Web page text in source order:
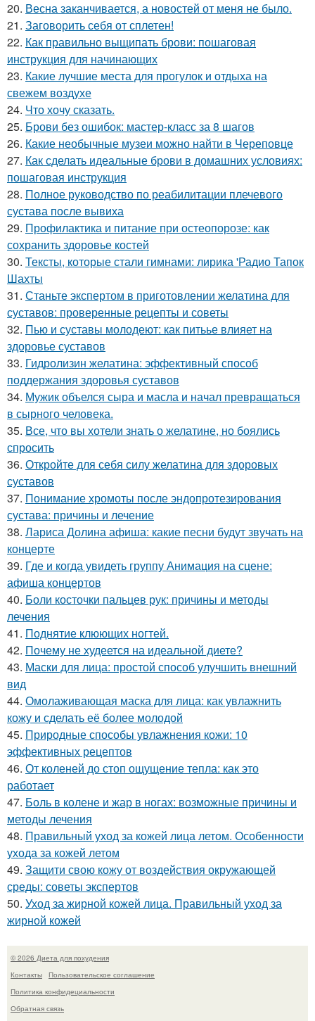
20. Весна заканчивается, а новостей от меня не было.
21. Заговорить себя от сплетен!
22. Как правильно выщипать брови: пошаговая
инструкция для начинающих
23. Какие лучшие места для прогулок и отдыха на
свежем воздухе
24. Что хочу сказать.
25. Брови без ошибок: мастер-класс за 8 шагов
26. Какие необычные музеи можно найти в Череповце
27. Как сделать идеальные брови в домашних условиях:
пошаговая инструкция
28. Полное руководство по реабилитации плечевого
сустава после вывиха
29. Профилактика и питание при остеопорозе: как
сохранить здоровье костей
30. Тексты, которые стали гимнами: лирика 'Радио Тапок
Шахты
31. Станьте экспертом в приготовлении желатина для
суставов: проверенные рецепты и советы
32. Пью и суставы молодеют: как питьье влияет на
здоровье суставов
33. Гидролизин желатина: эффективный способ
поддержания здоровья суставов
34. Мужик объелся сыра и масла и начал превращаться
в сырного человека.
35. Все, что вы хотели знать о желатине, но боялись
спросить
36. Откройте для себя силу желатина для здоровых
суставов
37. Понимание хромоты после эндопротезирования
сустава: причины и лечение
38. Лариса Долина афиша: какие песни будут звучать на
концерте
39. Где и когда увидеть группу Анимация на сцене:
афиша концертов
40. Боли косточки пальцев рук: причины и методы
лечения
41. Поднятие клюющих ногтей.
42. Почему не худеется на идеальной диете?
43. Маски для лица: простой способ улучшить внешний
вид
44. Омолаживающая маска для лица: как увлажнить
кожу и сделать её более молодой
45. Природные способы увлажнения кожи: 10
эффективных рецептов
46. От коленей до стоп ощущение тепла: как это
работает
47. Боль в колене и жар в ногах: возможные причины и
методы лечения
48. Правильный уход за кожей лица летом. Особенности
ухода за кожей летом
49. Защити свою кожу от воздействия окружающей
среды: советы экспертов
50. Уход за жирной кожей лица. Правильный уход за
жирной кожей
© 2026 Диета для похудения
Контакты
Пользовательское соглашение
Политика конфидециальности
Обратная связь